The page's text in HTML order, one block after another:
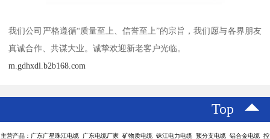
我们公司严格遵循“质量至上、信誉至上”的宗旨，我们愿与各界朋友
真诚合作、共谋大业。诚挚欢迎新老客户光临。
m.gdhxdl.b2b168.com
Top
主营产品：广东广星珠江电缆 广东电缆厂家 矿物质电缆 铢江电力电缆 预分支电缆 铝合金电缆 控